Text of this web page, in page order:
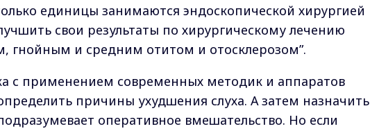
единицы занимаются эндоскопической хирургией
свои результаты по хирургическому лечению
гнойным и средним отитом и отосклерозом”.
с применением современных методик и аппаратов
причины ухудшения слуха. А затем назначить
оперативное вмешательство. Но если